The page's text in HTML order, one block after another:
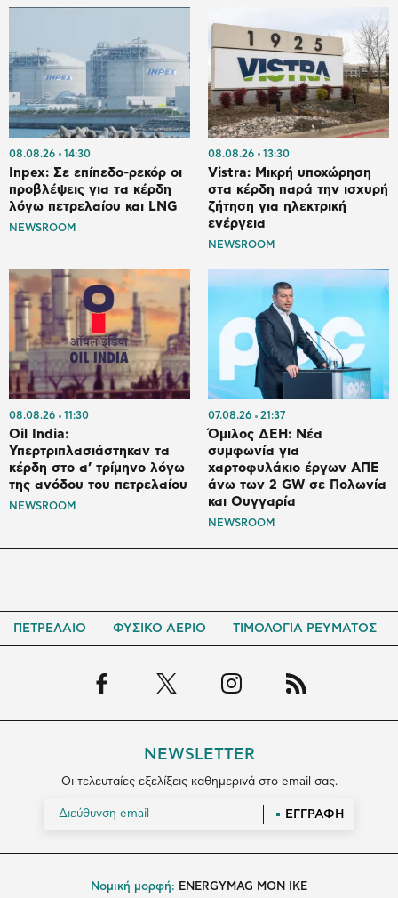
08.08.26 14:30
Inpex: Σε επίπεδο-ρεκόρ οι
προβλέψεις για τα κέρδη
λόγω πετρελαίου και LNG
NEWSROOM
08.08.26 13:30
Vistra: Μικρή υποχώρηση
στα κέρδη παρά την ισχυρή
ζήτηση για ηλεκτρική
ενέργεια
NEWSROOM
08.08.26 11:30
Oil India:
Υπερτριπλασιάστηκαν τα
κέρδη στο α’ τρίμηνο λόγω
της ανόδου του πετρελαίου
NEWSROOM
07.08.26 21:37
Όμιλος ΔΕΗ: Νέα
συμφωνία για
χαρτοφυλάκιο έργων ΑΠΕ
άνω των 2 GW σε Πολωνία
και Ουγγαρία
NEWSROOM
ΠΕΤΡΕΛΑΙΟ ΦΥΣΙΚΟ ΑΕΡΙΟ ΤΙΜΟΛΟΓΙΑ ΡΕΥΜΑΤΟΣ
NEWSLETTER
Οι τελευταίες εξελίξεις καθημερινά στο email σας.
ΕΓΓΡΑΦΗ
Νομική μορφή: ENERGYMAG MON IKE